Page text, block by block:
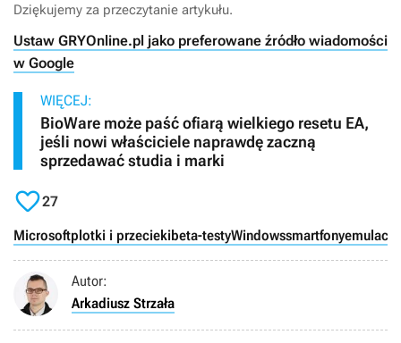
Dziękujemy za przeczytanie artykułu.
Ustaw GRYOnline.pl jako preferowane źródło wiadomości
w Google
WIĘCEJ:
BioWare może paść ofiarą wielkiego resetu EA,
jeśli nowi właściciele naprawdę zaczną
sprzedawać studia i marki
27
Microsoftplotki i przeciekibeta-testyWindowssmartfony
Autor:
Arkadiusz Strzała